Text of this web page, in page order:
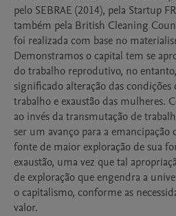
pelo SEBRAE (2014), pela Startup
também pela British Cleaning
foi realizada com base no
Demonstramos o capital tem se
do trabalho reprodutivo, no
significado alteração das condições
trabalho e exaustão das mulheres.
ao invés da transmutação de
ser um avanço para a
fonte de maior exploração de sua
exaustão, uma vez que tal
de exploração que engendra a
o capitalismo, conforme as
valor.